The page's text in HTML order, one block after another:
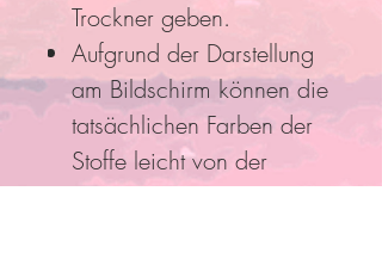
Trockner geben.
Aufgrund der Darstellung
am Bildschirm können die
tatsächlichen Farben der
Stoffe leicht von der
Abbildung abweichen.